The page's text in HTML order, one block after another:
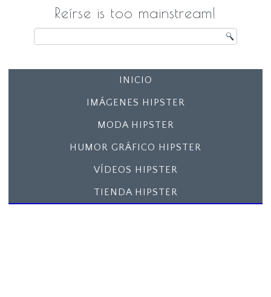
Reírse is too mainstream!
INICIO
IMÁGENES HIPSTER
MODA HIPSTER
HUMOR GRÁFICO HIPSTER
VÍDEOS HIPSTER
TIENDA HIPSTER